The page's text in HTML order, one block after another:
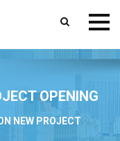
OPENING
NEW PROJECT